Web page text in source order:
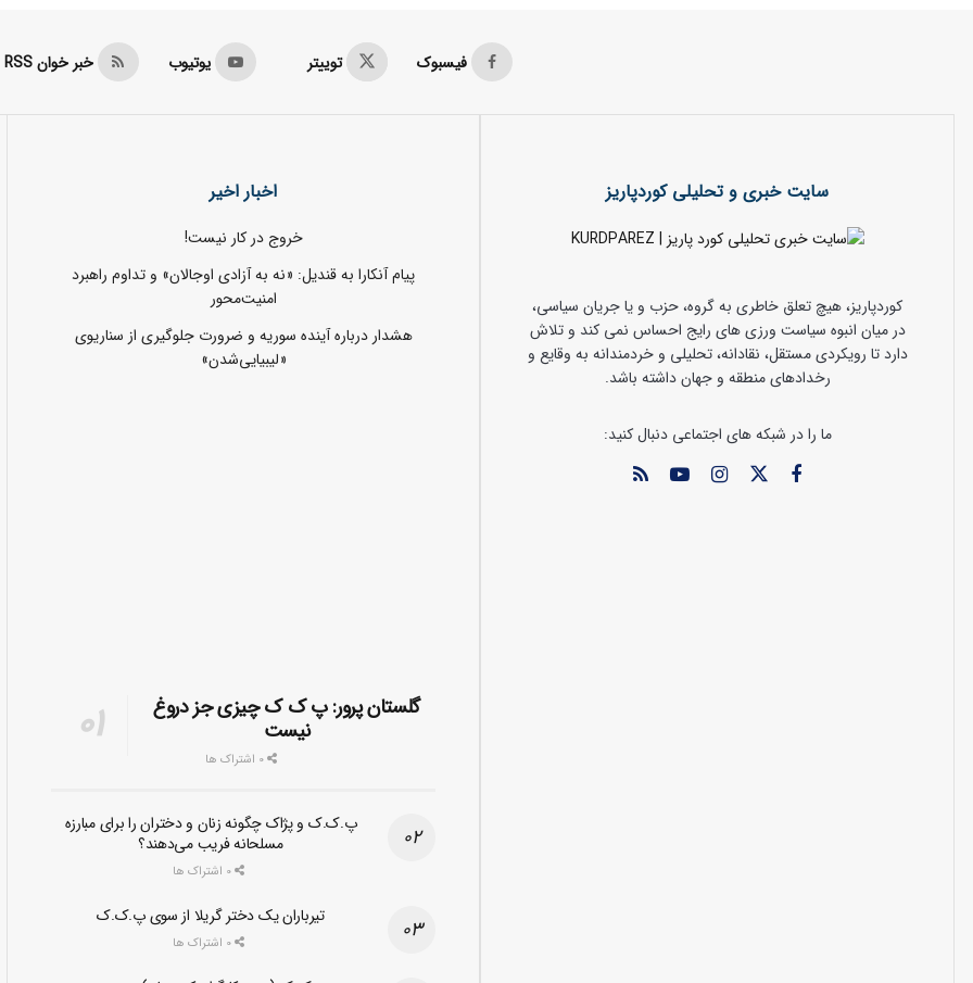
فیسبوک توییتر یوتیوب خبر خوان RSS
سایت خبری و تحلیلی کوردپاریز
کوردپاریز، هیچ تعلق خاطری به گروه، حزب و یا جریان سیاسی،
در میان انبوه سیاست ورزی های رایج احساس نمی کند و تلاش
دارد تا رویکردی مستقل، نقادانه، تحلیلی و خردمندانه به وقایع و
رخدادهای منطقه و جهان داشته باشد.
ما را در شبکه های اجتماعی دنبال کنید:
اخبار اخیر
خروج در کار نیست!
پیام آنکارا به قندیل: «نه به آزادی اوجالان» و تداوم راهبرد
امنیت‌محور
هشدار درباره آینده سوریه و ضرورت جلوگیری از سناریوی
«لیبیایی‌شدن»
گلستان پرور: پ ک ک چیزی جز دروغ
نیست
0 اشتراک ها
پ.ک.ک و پژاک چگونه زنان و دختران را برای مبارزه
مسلحانه فریب می‌دهند؟
0 اشتراک ها
تیرباران یک دختر گریلا از سوی پ.ک.ک
0 اشتراک ها